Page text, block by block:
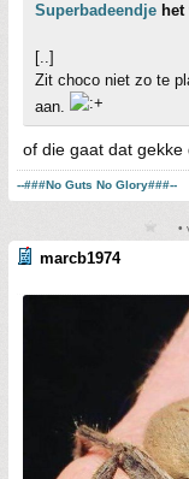
Superbadeendje
[..]
Zit choco niet zo te
aan.
of die gaat dat
--###No Guts No Glory###--
•
marcb1974